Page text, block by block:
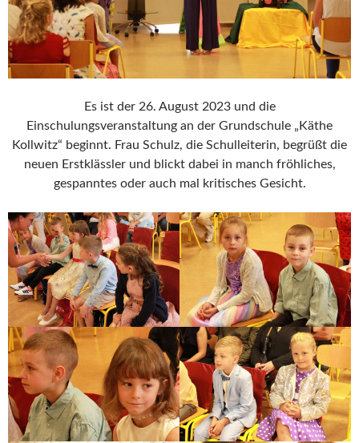
Es ist der 26. August 2023 und die
Einschulungsveranstaltung an der Grundschule „Käthe
Kollwitz“ beginnt. Frau Schulz, die Schulleiterin, begrüßt die
neuen Erstklässler und blickt dabei in manch fröhliches,
gespanntes oder auch mal kritisches Gesicht.